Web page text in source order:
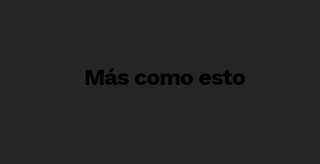
Más como esto
RELACIONADO